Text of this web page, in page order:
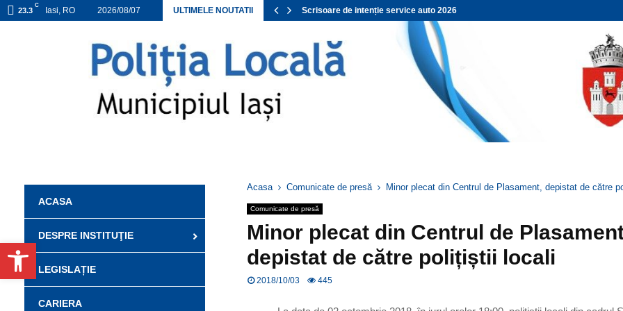
Deschide bara de unelte
23.3
C
Iasi, RO 2026/08/07 ULTIMELE NOUTATII
ACHIZIȚII DIRECTE APROBATE 2026 Scrisoare de intenție service auto 2026
Acasa Comunicate de presă Minor plecat din Centrul de Plasament, depistat de către
Comunicate de presă
Minor plecat din Centrul de
depistat de către polițiștii locali
2018/10/03 445
ACASA
DESPRE INSTITUŢIE
LEGISLAȚIE
CARIERA